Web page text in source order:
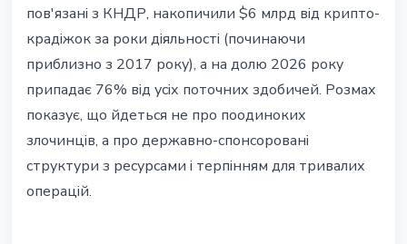
пов'язані з КНДР, накопичили $6 млрд від крипто-
крадіжок за роки діяльності (починаючи
приблизно з 2017 року), а на долю 2026 року
припадає 76% від усіх поточних здобичей. Розмах
показує, що йдеться не про поодиноких
злочинців, а про державно-спонсоровані
структури з ресурсами і терпінням для тривалих
операцій.